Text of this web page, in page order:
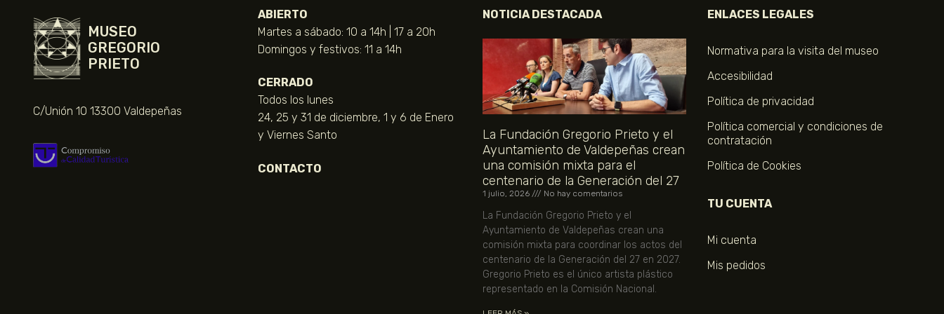
MUSEO
GREGORIO
PRIETO
C/Unión 10 13300 Valdepeñas
ABIERTO
Martes a sábado: 10 a 14h | 17 a 20h
Domingos y festivos: 11 a 14h
CERRADO
Todos los lunes
24, 25 y 31 de diciembre, 1 y 6 de Enero
y Viernes Santo
CONTACTO
NOTICIA DESTACADA
La Fundación Gregorio Prieto y el
Ayuntamiento de Valdepeñas crean
una comisión mixta para el
centenario de la Generación del 27
1 julio, 2026 No hay comentarios
La Fundación Gregorio Prieto y el
Ayuntamiento de Valdepeñas crean una
comisión mixta para coordinar los actos del
centenario de la Generación del 27 en 2027.
Gregorio Prieto es el único artista plástico
representado en la Comisión Nacional.
ENLACES LEGALES
Normativa para la visita del museo
Accesibilidad
Política de privacidad
Política comercial y condiciones de
contratación
Política de Cookies
TU CUENTA
Mi cuenta
Mis pedidos